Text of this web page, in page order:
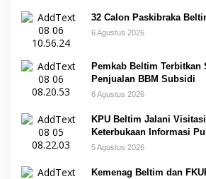
32 Calon Paskibraka
6 Agustus 2026
Pemkab Beltim Terbitkan
Penjualan BBM Subsidi
6 Agustus 2026
KPU Beltim Jalani
Keterbukaan Informasi
5 Agustus 2026
Kemenag Beltim dan